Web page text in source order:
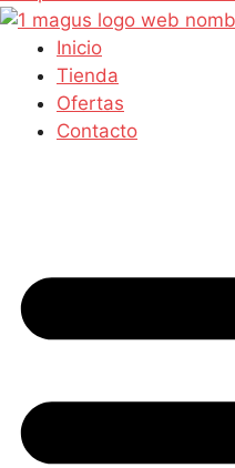
Inicio
Tienda
Ofertas
Contacto